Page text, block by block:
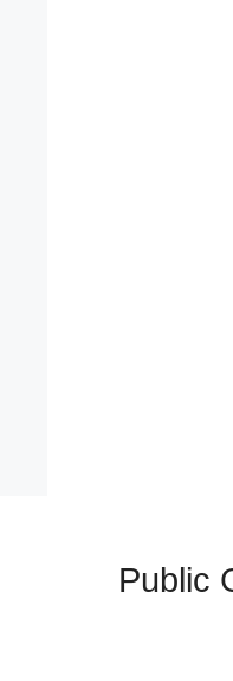
Public